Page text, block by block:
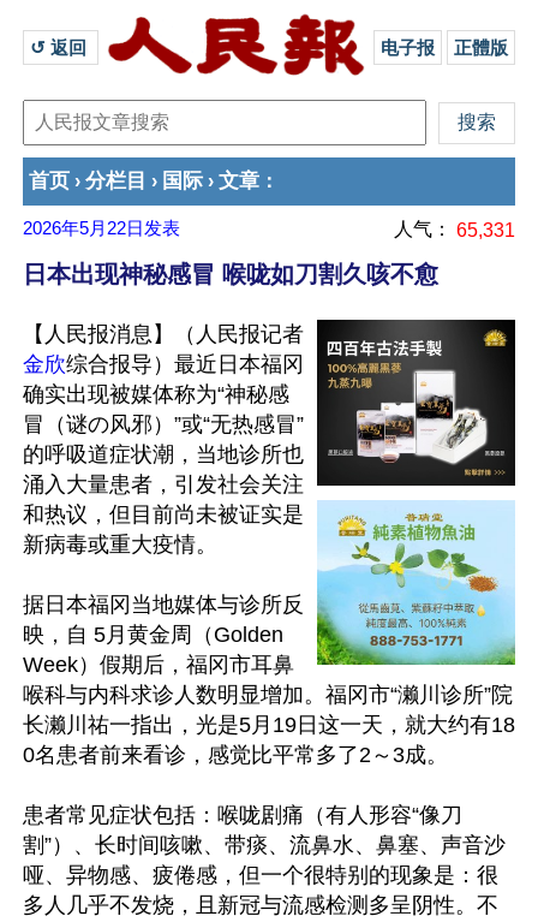
↺ 返回 电子报 正體版
首页 › 分栏目 › 国际 › 文章 ：
2026年5月22日 发表 人气： 65,331
日本出现神秘感冒 喉咙如刀割久咳不愈
【人民报消息】（人民报记者
金欣综合报导）最近日本福冈
确实出现被媒体称为“神秘感
冒（谜の风邪）”或“无热感冒”
的呼吸道症状潮，当地诊所也
涌入大量患者，引发社会关注
和热议，但目前尚未被证实是
新病毒或重大疫情。
据日本福冈当地媒体与诊所反
映，自 5月黄金周（Golden
Week）假期后，福冈市耳鼻
喉科与内科求诊人数明显增加。福冈市“濑川诊所”院
长濑川祐一指出，光是5月19日这一天，就大约有18
0名患者前来看诊，感觉比平常多了2～3成。
患者常见症状包括：喉咙剧痛（有人形容“像刀
割”）、长时间咳嗽、带痰、流鼻水、鼻塞、声音沙
哑、异物感、疲倦感，但一个很特别的现象是：很
多人几乎不发烧，且新冠与流感检测多呈阴性。不